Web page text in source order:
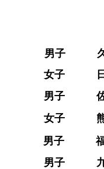
男子 久留
女子 日本
男子 佐賀
女子 熊本
男子 福岡
男子 九州